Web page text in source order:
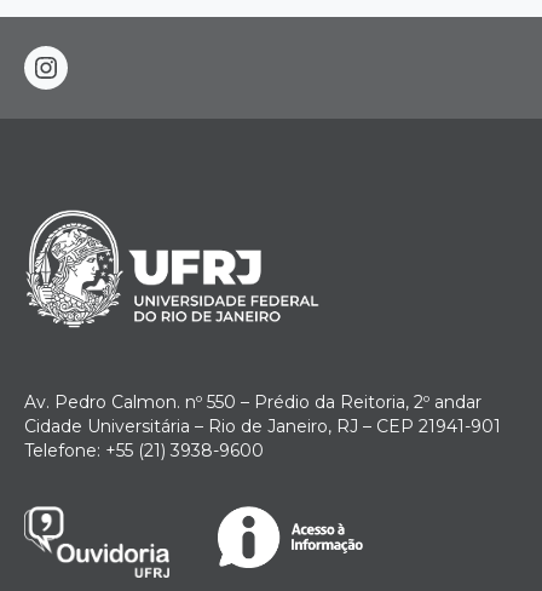
instagram
Av. Pedro Calmon. nº 550 – Prédio da Reitoria, 2º andar
Cidade Universitária – Rio de Janeiro, RJ – CEP 21941-901
Telefone: +55 (21) 3938-9600